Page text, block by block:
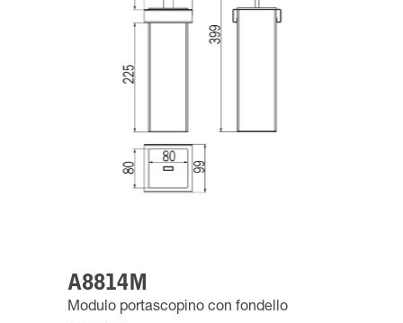
A8814M
Modulo portascopino con fondello